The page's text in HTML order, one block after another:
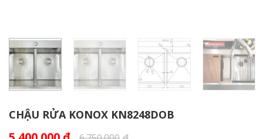
CHẬU RỬA KONOX KN8248DOB